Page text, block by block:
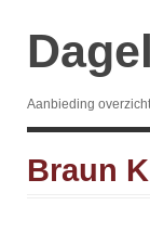
Aanbieding
Braun